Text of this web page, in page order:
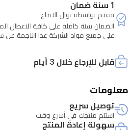
للعائلة.
حسّن
أسلوب
مع
القلاية
الكهربائية
العصرية
1 سنة ضمان
مقدم بواسطة نوال الابداع
الضمان سنة كاملة على كافة الاعطال
قابل للإرجاع خلال 3 أيام
معلومات
توصيل سريع
استلم منتجك في أسرع وقت
سهولة إعادة المنتج